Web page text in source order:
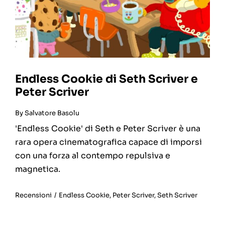
Endless Cookie di Seth Scriver e
Peter Scriver
BySalvatore Basolu
'Endless Cookie' di Seth e Peter Scriver è una
rara opera cinematografica capace di imporsi
con una forza al contempo repulsiva e
magnetica.
Recensioni / Endless Cookie, Peter Scriver,Seth Scriver